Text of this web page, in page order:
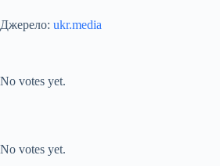
Джерело: ukr.media
No votes yet.
No votes yet.